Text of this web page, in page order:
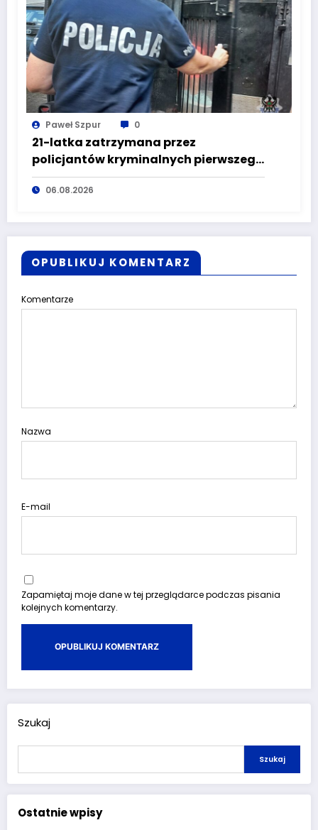
Paweł Szpur 0
21-latka zatrzymana przez
policjantów kryminalnych pierwszego
komisariatu za kradzieże sklepowe
06.08.2026
OPUBLIKUJ KOMENTARZ
Komentarze
Nazwa
E-mail
Zapamiętaj moje dane w tej przeglądarce podczas pisania
kolejnych komentarzy.
Szukaj
Szukaj
Ostatnie wpisy